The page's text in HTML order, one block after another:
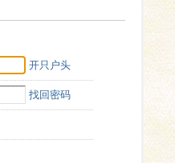
开只户头
找回密码